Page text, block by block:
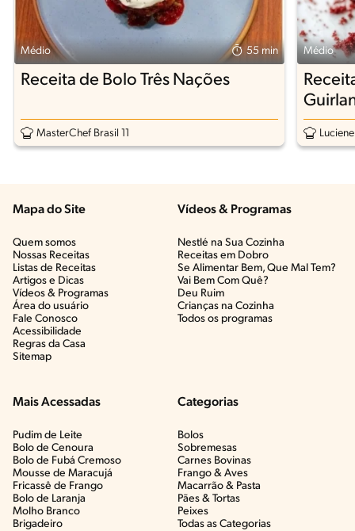
Médio 55 min
Receita de Bolo Três Nações
MasterChef Brasil 11
Médio
Mapa do Site
Quem somos
Nossas Receitas
Listas de Receitas​
Artigos e Dicas​
Vídeos & Programas​
Área do usuário
Fale Conosco
Acessibilidade
Regras da Casa
Sitemap
Vídeos & Programas​
Nestlé na Sua Cozinha
Receitas em Dobro
Se Alimentar Bem, Que Mal Tem?​
Vai Bem Com Quê?​
Deu Ruim​
Crianças na Cozinha​
Todos os programas
Mais Acessadas
Pudim de Leite
Bolo de Cenoura
Bolo de Fubá Cremoso
Mousse de Maracujá
Fricassê de Frango
Bolo de Laranja
Molho Branco
Brigadeiro
Categorias
Bolos
Sobremesas
Carnes Bovinas​
Frango & Aves​
Macarrão & Pasta​
Pães & Tortas​
Peixes
Todas as Categorias